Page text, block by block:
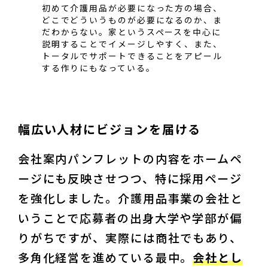
初めて介護用品が必要になった方の場合、
どこでどういうものが必要になるのか、ま
だわからない。家というスペースを中心に
説明することでイメージしやすく、また、
トータルでサポートできることをアピール
する作りにもなっている。
幅広い人材にビジョンを届ける
会社案内パンフレットの内容をホームペ
ージにも反映させつつ、特に採用ページ
を強化しました。介護用品事業の会社と
いうことで応募者の出身大学や学部が偏
りがちですが、実際には商社でもあり、
多角化経営を進めている最中。会社とし